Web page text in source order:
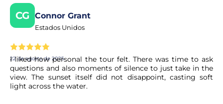
CG Connor Grant
Estados Unidos
22 de agosto de 2025
I liked how personal the tour felt. There was time to ask
questions and also moments of silence to just take in the
view. The sunset itself did not disappoint, casting soft
light across the water.